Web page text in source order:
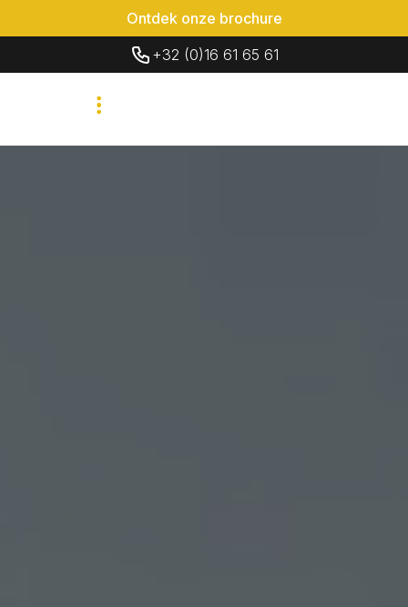
Ontdek onze brochure
+32 (0)16 61 65 61